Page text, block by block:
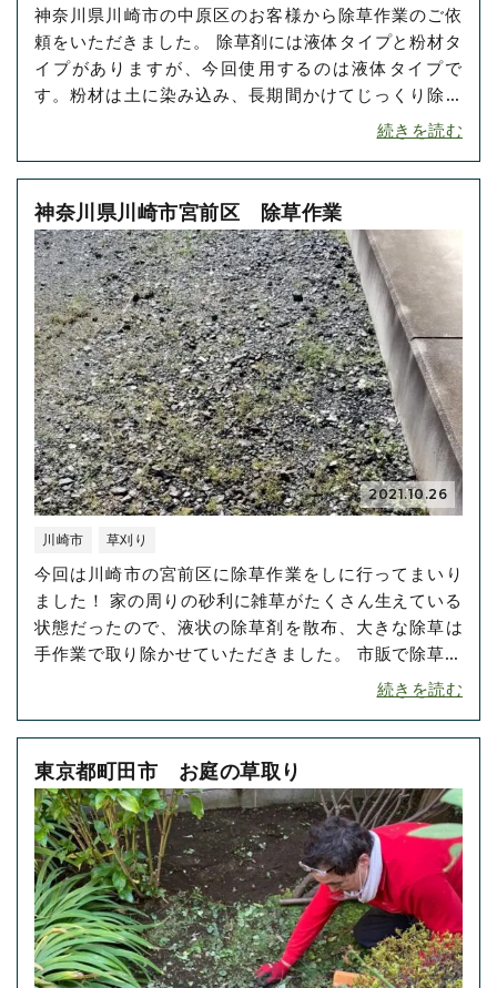
神奈川県川崎市の中原区のお客様から除草作業のご依
頼をいただきました。 除草剤には液体タイプと粉材タ
イプがありますが、今回使用するのは液体タイプで
す。粉材は土に染み込み、長期間かけてじっくり除草
するものなので即効性はありません。液体タイプは即
たい場合に適応される除草剤です。しかし、効果があ
る分、間違えて除草したくないところに撒いてしまう
と大変なので注･･･
続きを読む
神奈川県川崎市宮前区 除草作業
2021.10.26
川崎市 草刈り
今回は川崎市の宮前区に除草作業をしに行ってまいり
ました！ 家の周りの砂利に雑草がたくさん生えている
状態だったので、液状の除草剤を散布、大きな除草は
手作業で取り除かせていただきました。 市販で除草シ
ートが売っているのでそれを利用している人も多いか
効果はなく、除草シートを敷いただけでは合間から雑
草が出てきてしまいます。基本的に、除草をするには
除草剤を･･･
続きを読む
東京都町田市 お庭の草取り